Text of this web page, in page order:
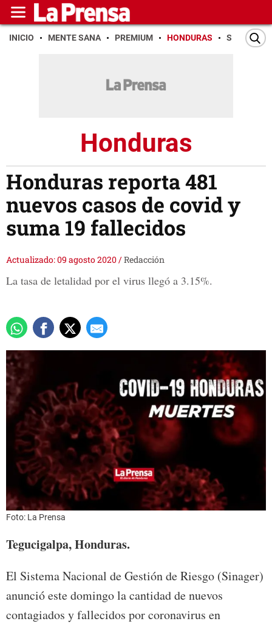
INICIO MENTE SANA PREMIUM HONDURAS SAN PEDRO
Honduras
Honduras reporta 481
nuevos casos de covid y
suma 19 fallecidos
Actualizado: 09 agosto 2020/Redacción
La tasa de letalidad por el virus llegó a 3.15%.
Foto: La Prensa
Tegucigalpa, Honduras.
El Sistema Nacional de Gestión de Riesgo (Sinager)
anunció este domingo la cantidad de nuevos
contagiados y fallecidos por coronavirus en